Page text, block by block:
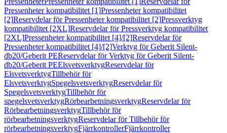
Pressenheter kompatibilitet [1]Pressenheter kompatibilitet
[2]Reservdelar för Pressenheter kompatibilitet [2]Pressverktyg
kompatibilitet [2XL]Reservdelar för Pressverktyg kompatibilitet
[2XL]Pressenheter kompatibilitet [4]/[2]Reservdelar för
Pressenheter kompatibilitet [4]/[2]Verktyg för Geberit Silent-
db20/Geberit PEReservdelar för Verktyg för Geberit Silent-
db20/Geberit PEElsvetsverktygReservdelar för
ElsvetsverktygTillbehör för
ElsvetsverktygSpegelsvetsverktygReservdelar för
SpegelsvetsverktygTillbehör för
spegelsvetsverktygRörbearbetningsverktygReservdelar för
RörbearbetningsverktygTillbehör för
rörbearbetningsverktygReservdelar för Tillbehör för
rörbearbetningsverktygFjärrkontrollerFjärrkontroller